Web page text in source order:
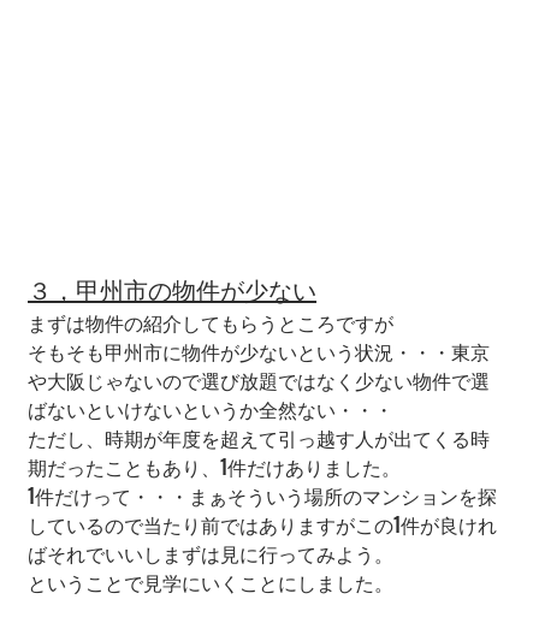
３，甲州市の物件が少ない
まずは物件の紹介してもらうところですが
そもそも甲州市に物件が少ないという状況・・・東京
や大阪じゃないので選び放題ではなく少ない物件で選
ばないといけないというか全然ない・・・
ただし、時期が年度を超えて引っ越す人が出てくる時
期だったこともあり、1件だけありました。
1件だけって・・・まぁそういう場所のマンションを探
しているので当たり前ではありますがこの1件が良けれ
ばそれでいいしまずは見に行ってみよう。
ということで見学にいくことにしました。